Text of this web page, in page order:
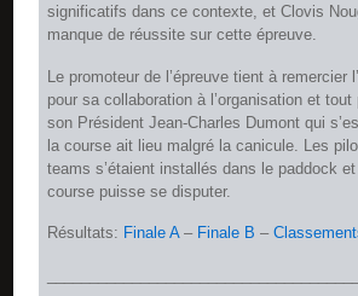
significatifs dans ce contexte, et Clovis
manque de réussite sur cette épreuve.
Le promoteur de l’épreuve tient à remercier
pour sa collaboration à l’organisation et
son Président Jean-Charles Dumont qui
la course ait lieu malgré la canicule. Les
teams s’étaient installés dans le paddock
course puisse se disputer.
Résultats: Finale A– Finale B –